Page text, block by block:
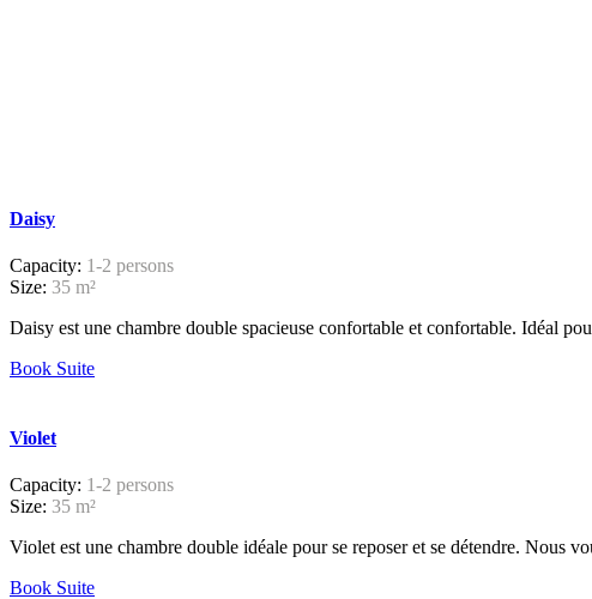
Daisy
Capacity: 1-2 persons
Size: 35 m²
Daisy est une chambre double spacieuse confortable et confortable. Idéal
Book Suite
Violet
Capacity: 1-2 persons
Size: 35 m²
Violet est une chambre double idéale pour se reposer et se détendre. Nous
Book Suite